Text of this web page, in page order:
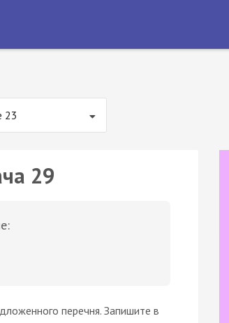
23
29
перечня. Запишите в